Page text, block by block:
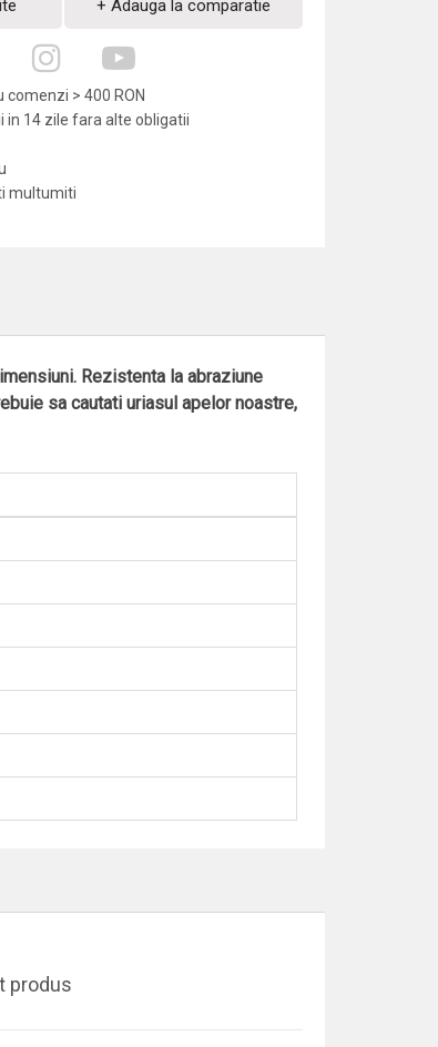
+ Adauga la comparatie
comenzi > 400 RON
in 14 zile fara alte obligatii
multumiti
Rezistenta la abraziune
sa cautati uriasul apelor noastre,
produs